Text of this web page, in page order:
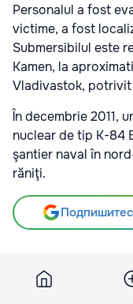
Personalul a fost
victime, a fost
Submersibilul este
Kamen, la
Vladivastok, potrivit
În decembrie 2011,
nuclear de tip K-84
şantier naval în
răniţi.